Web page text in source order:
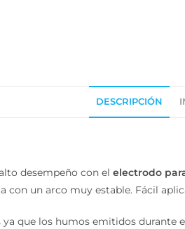
DESCRIPCIÓN
desempeño con el electrodo
con un arco muy estable. Fácil
que los humos emitidos durante